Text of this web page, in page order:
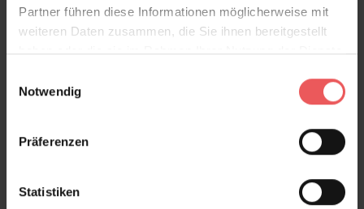
Partner führen diese Informationen möglicherweise mit
weiteren Daten zusammen, die Sie ihnen bereitgestellt
haben oder die sie im Rahmen Ihrer Nutzung der Dienste
Notwendig
Präferenzen
Statistiken
Bewertungen
Frage stellen